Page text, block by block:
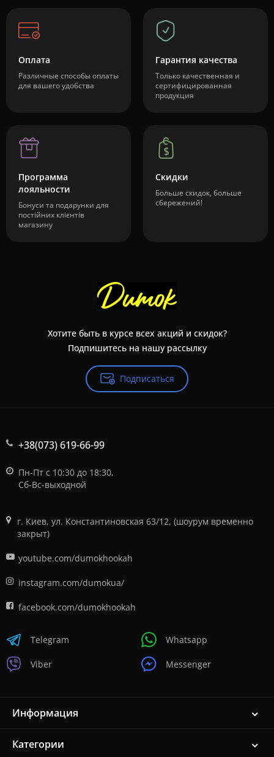
Оплата
Различные способы оплаты
для вашего удобства
Гарантия качества
Только качественная и
сертифицированная
продукция
Программа
лояльности
Бонуси та подарунки для
постійних клієнтів
магазину
Скидки
Больше скидок, больше
сбережений!
Хотите быть в курсе всех акций и скидок?
Подпишитесь на нашу рассылку
Подписаться
+38(073) 619-66-99
Пн-Пт с 10:30 до 18:30,
Сб-Вс-выходной
г. Киев, ул. Константиновская 63/12, (шоурум временно
закрыт)
youtube.com/dumokhookah
instagram.com/dumokua/
facebook.com/dumokhookah
Telegram
Viber
Whatsapp
Messenger
Информация
Категории